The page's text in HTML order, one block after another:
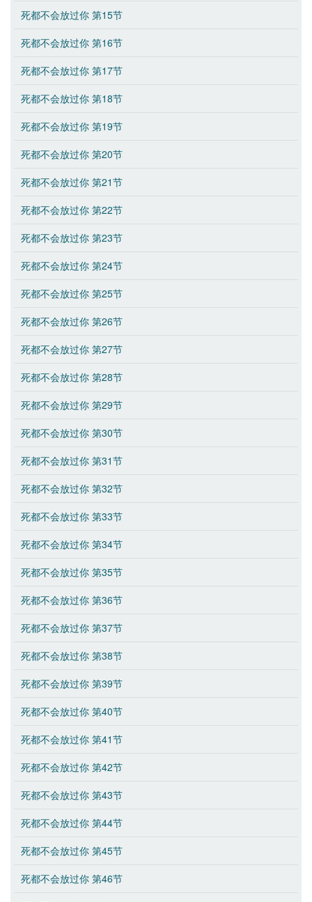
死都不会放过你 第15节
死都不会放过你 第16节
死都不会放过你 第17节
死都不会放过你 第18节
死都不会放过你 第19节
死都不会放过你 第20节
死都不会放过你 第21节
死都不会放过你 第22节
死都不会放过你 第23节
死都不会放过你 第24节
死都不会放过你 第25节
死都不会放过你 第26节
死都不会放过你 第27节
死都不会放过你 第28节
死都不会放过你 第29节
死都不会放过你 第30节
死都不会放过你 第31节
死都不会放过你 第32节
死都不会放过你 第33节
死都不会放过你 第34节
死都不会放过你 第35节
死都不会放过你 第36节
死都不会放过你 第37节
死都不会放过你 第38节
死都不会放过你 第39节
死都不会放过你 第40节
死都不会放过你 第41节
死都不会放过你 第42节
死都不会放过你 第43节
死都不会放过你 第44节
死都不会放过你 第45节
死都不会放过你 第46节